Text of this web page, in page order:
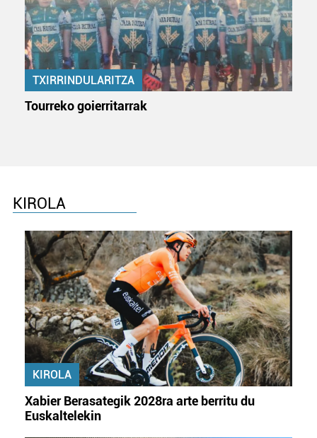
TXIRRINDULARITZA
Tourreko goierritarrak
KIROLA
KIROLA
Xabier Berasategik 2028ra arte berritu du
Euskaltelekin